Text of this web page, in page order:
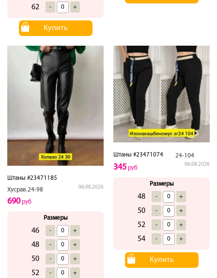
62 - +
Купить
Штаны #23471185
Хусрав.24-98
06.08.2026
690руб
Размеры
46 - +
48 - +
50 - +
52 - +
Штаны #23471074 24-104
06.08.2026
345 руб
Размеры
48 - +
50 - +
52 - +
54 - +
Купить